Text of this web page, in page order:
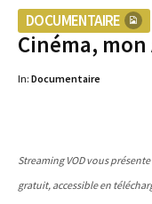
DOCUMENTAIRE
Cinéma,
In: Documentaire
Streaming VOD vous
gratuit, accessible en